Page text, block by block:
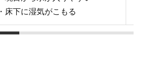
・床下に湿気がこもる